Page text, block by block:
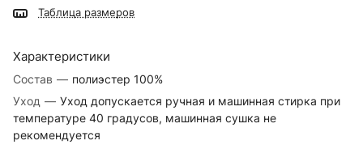
Таблица размеров
Характеристики
Состав — полиэстер 100%
Уход — Уход допускается ручная и машинная стирка при
температуре 40 градусов, машинная сушка не
рекомендуется